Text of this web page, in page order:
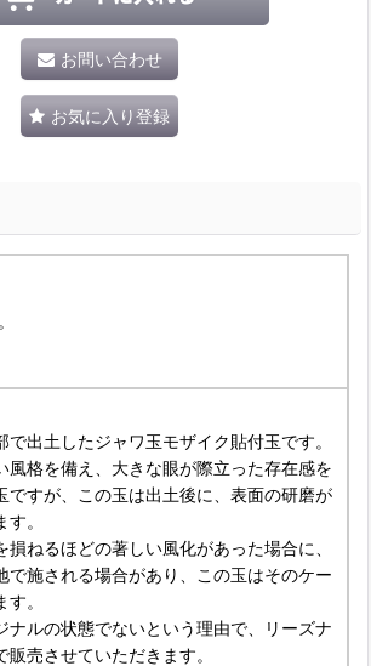
お問い合わせ
お気に入り登録
で出土したジャワ玉モザイク貼付玉です。
風格を備え、大きな眼が際立った存在感を
ですが、この玉は出土後に、表面の研磨が
。
損ねるほどの著しい風化があった場合に、
で施される場合があり、この玉はそのケー
。
ナルの状態でないという理由で、リーズナ
販売させていただきます。